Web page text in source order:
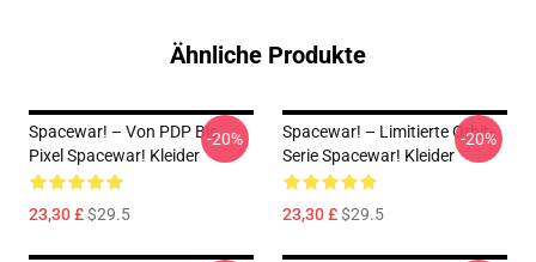
Ähnliche Produkte
Spacewar! – Von PDP Bis
Pixel Spacewar! Kleider
23,30 £$29.5
-20%
Spacewar! – Limitierte Orbit-
Serie Spacewar! Kleider
23,30 £$29.5
-20%